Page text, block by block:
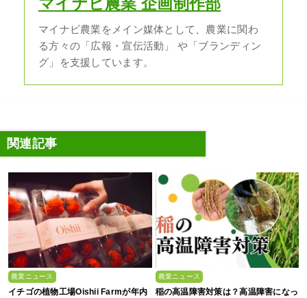
マイナビ農業 企画制作部
マイナビ農業をメイン媒体として、農業に関わ
る方々の「広報・宣伝活動」 や「ブランディン
グ」を支援しています。
関連記事
農業ニュース
イチゴの植物工場Oishii Farmが年内
農業ニュース
稲の高温障害対策は？高温障害になっ